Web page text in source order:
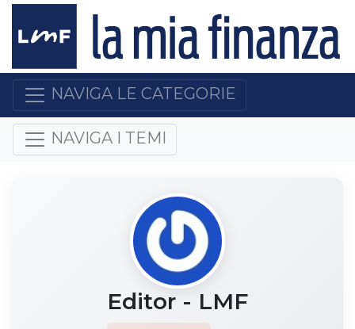
NAVIGA LE CATEGORIE
NAVIGA I TEMI
Editor - LMF